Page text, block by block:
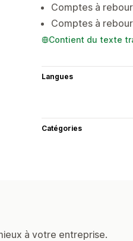
Comptes à
Comptes à
Contient du texte
Langues
Catégories
à votre entreprise.